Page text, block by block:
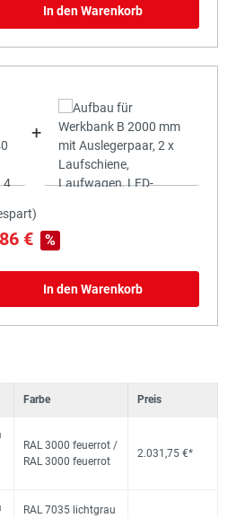
In den Warenkorb
+
€ %
In den Warenkorb
Farbe Preis
RAL 3000 feuerrot /
RAL 3000 feuerrot
2.031,75 €*
RAL 7035 lichtgrau